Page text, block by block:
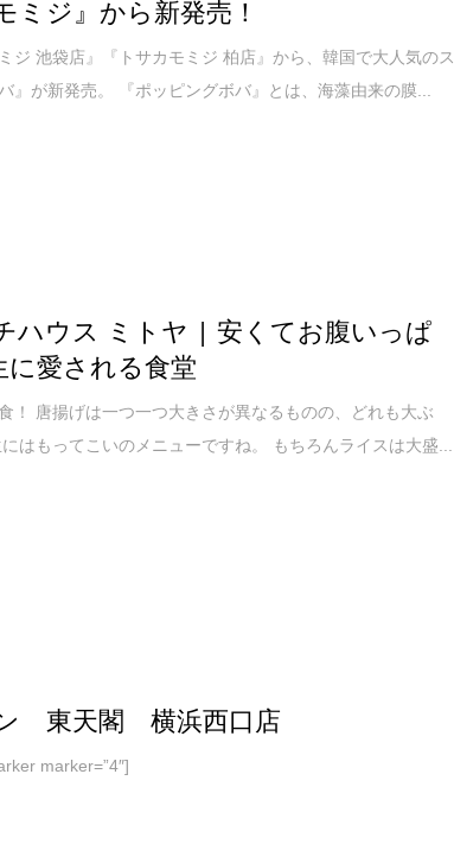
ミジ』から新発売！
ジ 池袋店』『トサカモミジ 柏店』から、韓国で大人気のス
』が新発売。 『ポッピングボバ』とは、海藻由来の膜...
ハウス ミトヤ | 安くてお腹いっぱ
に愛される食堂
！ 唐揚げは一つ一つ大きさが異なるものの、どれも大ぶ
はもってこいのメニューですね。 もちろんライスは大盛...
東天閣 横浜西口店
marker=”4″]